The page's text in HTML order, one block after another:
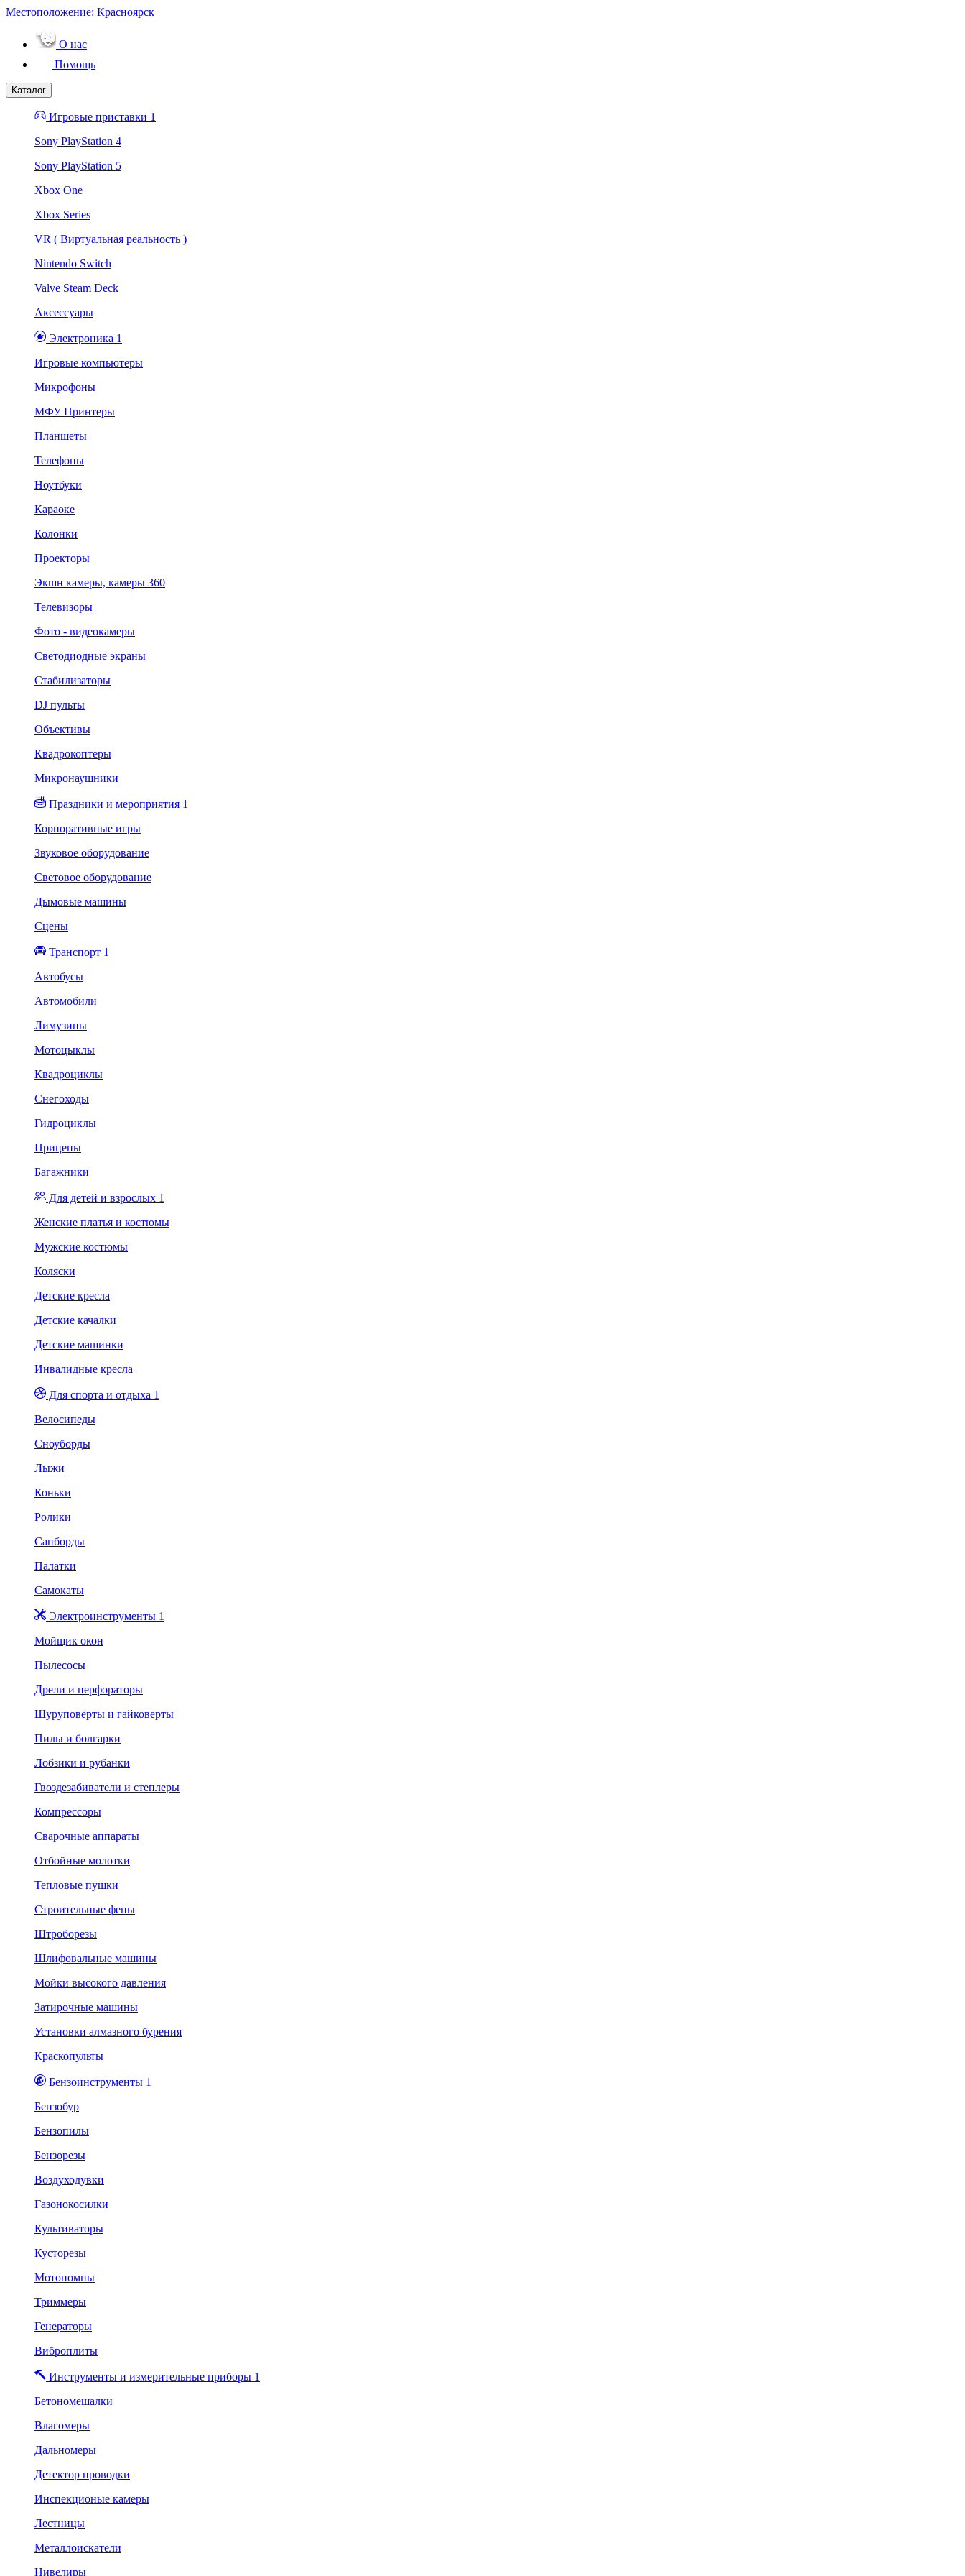
Местоположение: Красноярск
О нас
Помощь
Каталог
Игровые приставки 1
Sony PlayStation 4
Sony PlayStation 5
Xbox One
Xbox Series
VR ( Виртуальная реальность )
Nintendo Switch
Valve Steam Deck
Аксессуары
Электроника 1
Игровые компьютеры
Микрофоны
МФУ Принтеры
Планшеты
Телефоны
Ноутбуки
Караоке
Колонки
Проекторы
Экшн камеры, камеры 360
Телевизоры
Фото - видеокамеры
Светодиодные экраны
Стабилизаторы
DJ пульты
Объективы
Квадрокоптеры
Микронаушники
Праздники и мероприятия 1
Корпоративные игры
Звуковое оборудование
Световое оборудование
Дымовые машины
Сцены
Транспорт 1
Автобусы
Автомобили
Лимузины
Мотоцыклы
Квадроциклы
Снегоходы
Гидроциклы
Прицепы
Багажники
Для детей и взрослых 1
Женские платья и костюмы
Мужские костюмы
Коляски
Детские кресла
Детские качалки
Детские машинки
Инвалидные кресла
Для спорта и отдыха 1
Велосипеды
Сноуборды
Лыжи
Коньки
Ролики
Сапборды
Палатки
Самокаты
Электроинструменты 1
Мойщик окон
Пылесосы
Дрели и перфораторы
Шуруповёрты и гайковерты
Пилы и болгарки
Лобзики и рубанки
Гвоздезабиватели и степлеры
Компрессоры
Сварочные аппараты
Отбойные молотки
Тепловые пушки
Строительные фены
Штроборезы
Шлифовальные машины
Мойки высокого давления
Затирочные машины
Установки алмазного бурения
Краскопульты
Бензоинструменты 1
Бензобур
Бензопилы
Бензорезы
Воздуходувки
Газонокосилки
Культиваторы
Кусторезы
Мотопомпы
Триммеры
Генераторы
Виброплиты
Инструменты и измерительные приборы 1
Бетономешалки
Влагомеры
Дальномеры
Детектор проводки
Инспекционые камеры
Лестницы
Металлоискатели
Нивелиры